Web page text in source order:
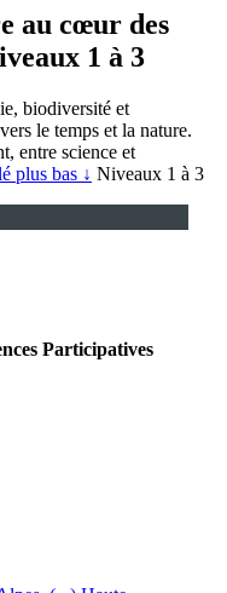
au cœur des
1 à 3
biodiversité et
le temps et la nature.
entre science et
plus bas ↓ Niveaux 1 à 3
Participatives